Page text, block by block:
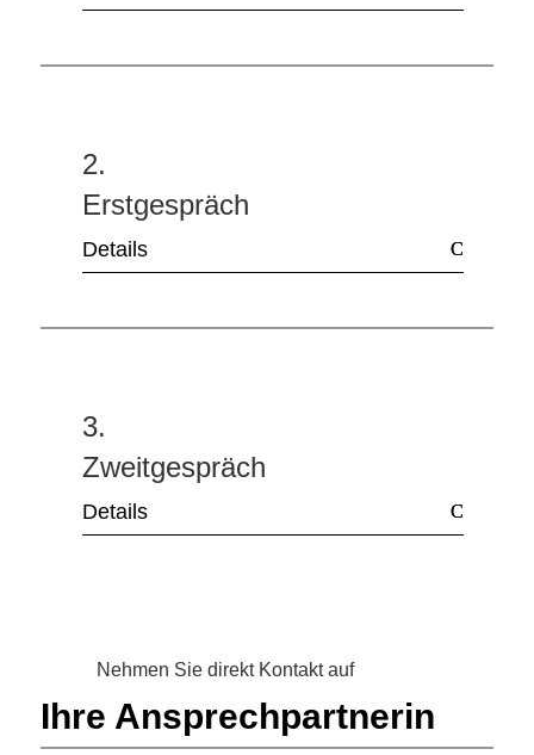
2.
Erstgespräch
Details
3.
Zweitgespräch
Details
Nehmen Sie direkt Kontakt auf
Ihre Ansprechpartnerin